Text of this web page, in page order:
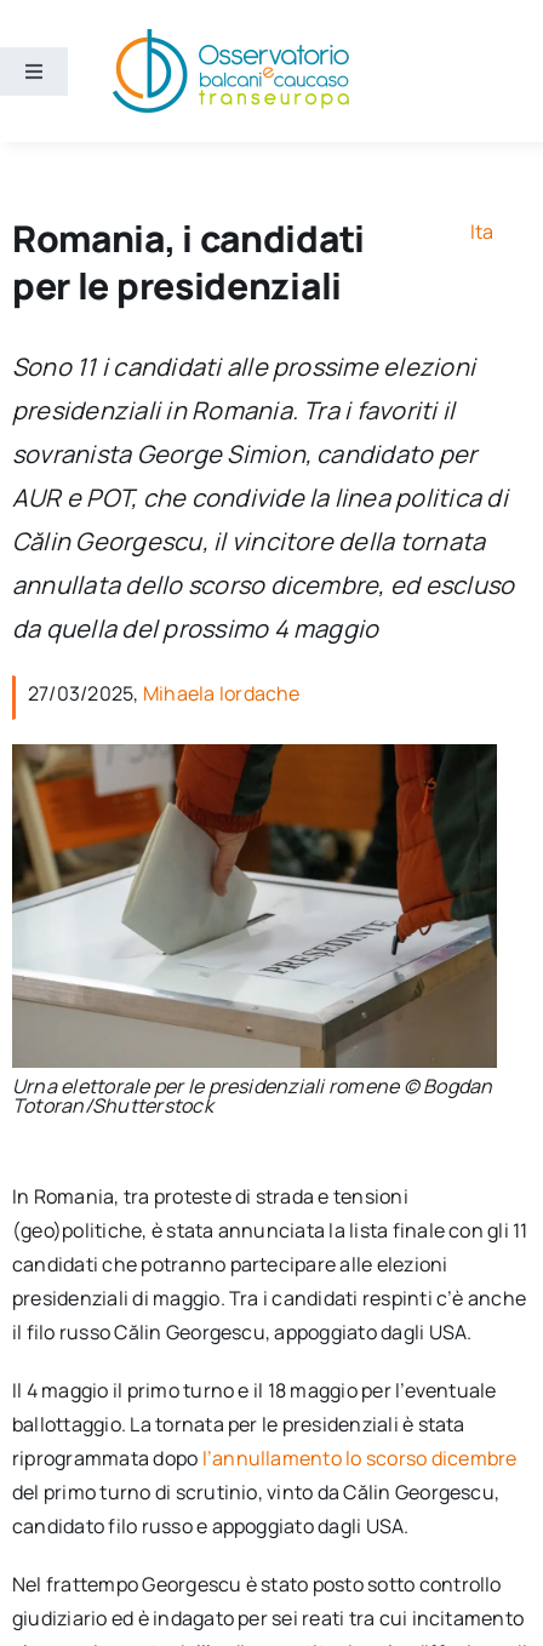
contenuto
Toggle
Ricerca e divulgazione
Sezioni
Chi siamo
per:
Newsletter
Ita
Romania, i candidati
per le presidenziali
Ita
Sono 11 i candidati alle prossime elezioni
presidenziali in Romania. Tra i favoriti il
sovranista George Simion, candidato per
AUR e POT, che condivide la linea politica di
Călin Georgescu, il vincitore della tornata
annullata dello scorso dicembre, ed escluso
da quella del prossimo 4 maggio
27/03/2025, Mihaela Iordache
Urna elettorale per le presidenziali romene © Bogdan
Totoran/Shutterstock
In Romania, tra proteste di strada e tensioni
(geo)politiche, è stata annunciata la lista finale con gli 11
candidati che potranno partecipare alle elezioni
presidenziali di maggio. Tra i candidati respinti c’è anche
il filo russo Călin Georgescu, appoggiato dagli USA.
Il 4 maggio il primo turno e il 18 maggio per l’eventuale
ballottaggio. La tornata per le presidenziali è stata
riprogrammata dopo l’annullamento lo scorso dicembre
del primo turno di scrutinio, vinto da Călin Georgescu,
candidato filo russo e appoggiato dagli USA.
Nel frattempo Georgescu è stato posto sotto controllo
giudiziario ed è indagato per sei reati tra cui incitamento